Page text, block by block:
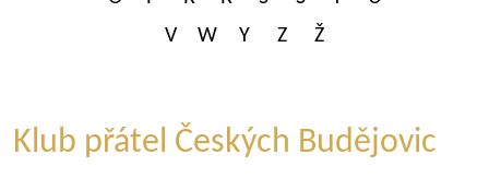
V
W Y Z Ž
Klub přátel Českých Budějovic